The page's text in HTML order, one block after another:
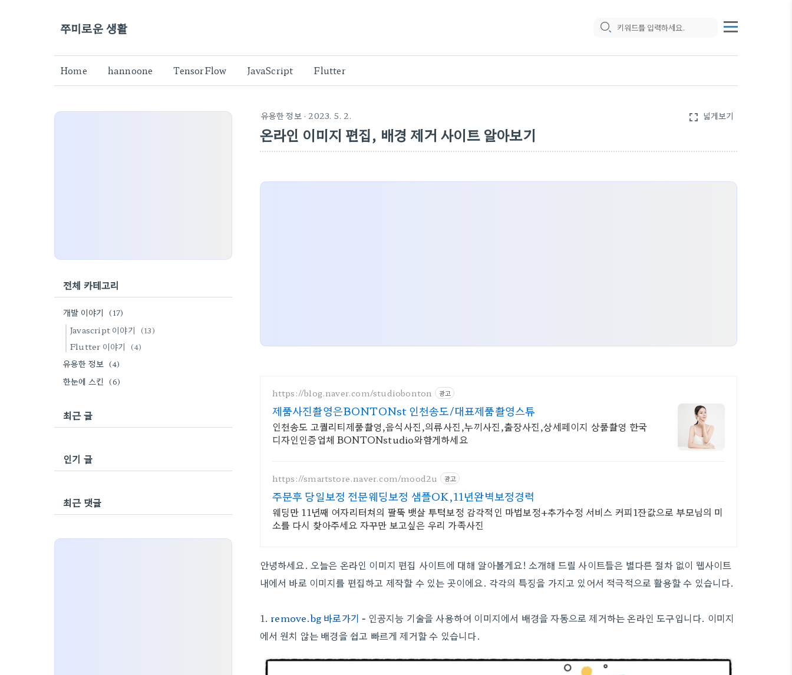
쭈미로운 생활
Home hannoone TensorFlow JavaScript Flutter
유용한 정보· 2023. 5. 2. fullscreen 넓게보기
온라인 이미지 편집, 배경 제거 사이트 알아보기
https://blog.naver.com/studiobonton 광고
제품사진촬영은BONTONst 인천송도/대표제품촬영스튜
인천송도 고퀄리티제품촬영,음식사진,의류사진,누끼사진,출장사진,상세페이지 상품촬영 한국
디자인인증업체 BONTONstudio와함게하세요
https://smartstore.naver.com/mood2u 광고
주문후 당일보정 전문웨딩보정 샘플OK,11년완벽보정경력
웨딩만 11년째 여자리터쳐의 팔뚝 뱃살 투턱보정 감각적인 마법보정+추가수정 서비스 커피1잔값으로 부모님의 미
소를 다시 찾아주세요 자꾸만 보고싶은 우리 가족사진
안녕하세요. 오늘은 온라인 이미지 편집 사이트에 대해 알아볼게요! 소개해 드릴 사이트들은 별다른 절차 없이 웹사이트
내에서 바로 이미지를 편집하고 제작할 수 있는 곳이에요. 각각의 특징을 가지고 있어서 적극적으로 활용할 수 있습니다.
1. remove.bg 바로가기 - 인공지능 기술을 사용하여 이미지에서 배경을 자동으로 제거하는 온라인 도구입니다. 이미지
에서 원치 않는 배경을 쉽고 빠르게 제거할 수 있습니다.
전체 카테고리
개발 이야기 (17)
Javascript 이야기 (13)
Flutter 이야기 (4)
유용한 정보 (4)
한눈에 스킨 (6)
최근 글
인기 글
최근 댓글